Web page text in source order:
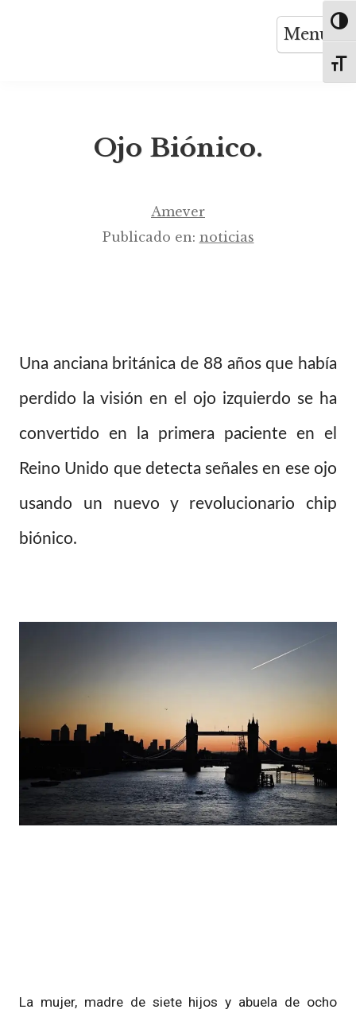
Menú
Ojo Biónico.
Amever
Publicado en: noticias
Una anciana británica de 88 años que había
perdido la visión en el ojo izquierdo se ha
convertido en la primera paciente en el
Reino Unido que detecta señales en ese ojo
usando un nuevo y revolucionario chip
biónico.
La mujer, madre de siete hijos y abuela de ocho